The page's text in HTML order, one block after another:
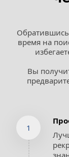
Обратившись
время на
Вы
1